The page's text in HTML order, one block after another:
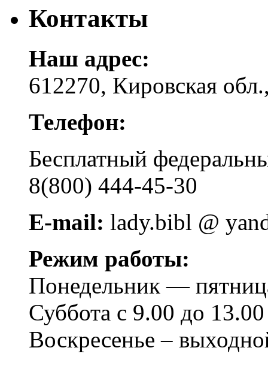
Контакты
Наш адрес:
612270, Кировская
Телефон:
Бесплатный
8(800) 444-45-30
E-mail: lady.bibl @
Режим работы:
Понедельник —
Суббота с 9.00 до 13.00
Воскресенье –